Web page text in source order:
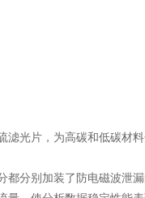
光片，为高碳和低碳材
分别加装了防电磁波泄漏